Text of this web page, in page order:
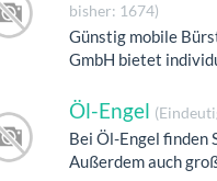
bisher: 1674)
Günstig mobile
GmbH bietet
Öl-Engel
Bei Öl-Engel finden
Außerdem auch